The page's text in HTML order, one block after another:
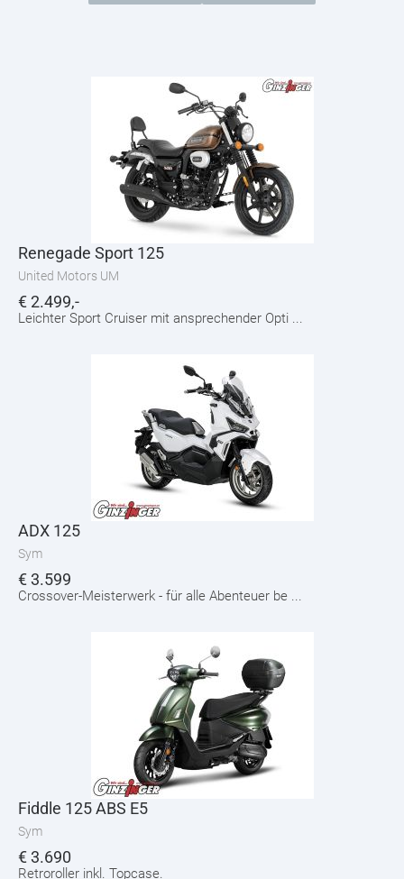
Renegade Sport 125
United Motors UM
€2.499,-
Leichter Sport Cruiser mit ansprechender Opti ...
ADX 125
Sym
€3.599
Crossover-Meisterwerk - für alle Abenteuer be ...
Fiddle 125 ABS E5
Sym
€3.690
Retroroller inkl. Topcase.